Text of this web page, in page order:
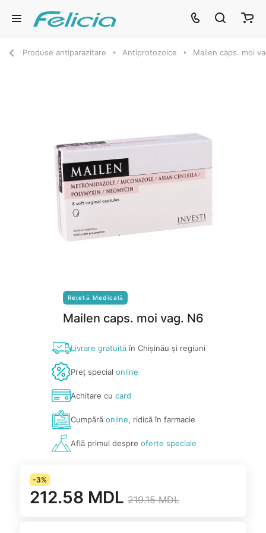
Produse antiparazitare Antiprotozoice Mailen caps. moi
Rețetă Medicală
Mailen caps. moi vag. N6
Livrare gratuităîn Chișinău și regiuni
Preț special online
Achitare cu card
Cumpărăonline, ridică în farmacie
Află primul despre oferte speciale
-3%
212.58 MDL 219.15 MDL